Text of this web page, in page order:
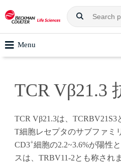
Menu
TCR Vβ21.3
TCR Vβ21.3は、
T細胞レセプタのサブファミ
CD3+細胞の2.2~3.6%が陽性
スは、TRBV11-2とも称され